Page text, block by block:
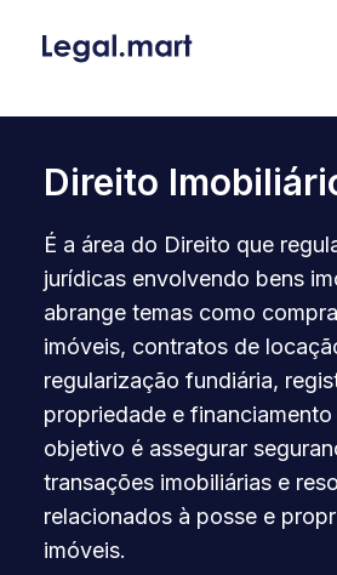
Direito
É a área do Direito que
jurídicas envolvendo bens
abrange temas como
imóveis, contratos de
regularização fundiária,
propriedade e
objetivo é assegurar
transações imobiliárias e
relacionados à posse e
imóveis.